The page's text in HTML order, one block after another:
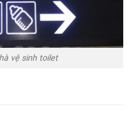
vệ sinh toilet